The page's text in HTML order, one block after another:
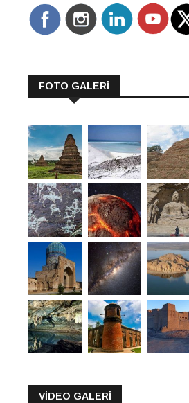
FOTO GALERİ
VİDEO GALERİ